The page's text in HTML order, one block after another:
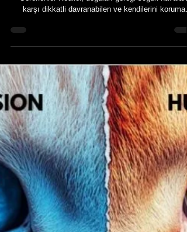
Edilmesi Gerekenler
Kış Aylarında Kedi Bakımında Dikkat Edilmesi
Gerekenler Kediler, doğaları gereği soğuk havalara
karşı dikkatli davranabilen ve kendilerini koruma
içgüdüsüne sahip hayvanlardır. Ancak evde ya da
sokakta yaşayan kediler için kış ayları, çeşitli
riskleri ve zorlukları beraberinde getirir. Soğuk,
don, nem ve sıcaklık farkları hem fiziksel hem de
bağışıklık sistemlerini etkileyebilir. Bu nedenle kış
mevsimi boyunca kedilere yönelik bakım
dikkatle planla